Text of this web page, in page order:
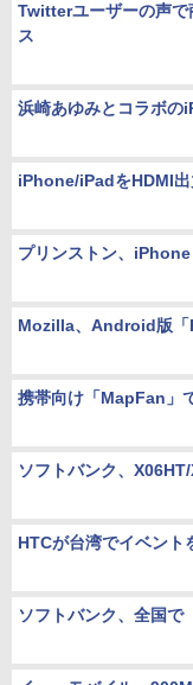
Twitterユーザーの声
ス
浜崎あゆみとコラボの
iPhone/iPadをHDMI出
プリンストン、
Mozilla、Android版「
携帯向け「MapFan」
ソフトバンク、
HTCが台湾でイベント
ソフトバンク、全国で